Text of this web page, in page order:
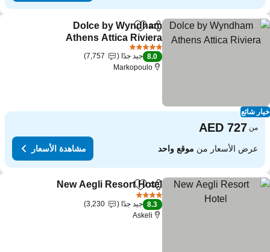
شائع
مشاركةAdd to favorites
Dolce by Wyndham
Athens Attica Riviera
مشاهدة الأسعار
8.0 جيد جدًا
7,757
Markopoulo
من
عرض الأسعار منموقع واحد مشاهدة الأسعار
مشاركةAdd to favorites
New Aegli Resort Hotel
8.3 جيد جدًا
3,230
Askeli